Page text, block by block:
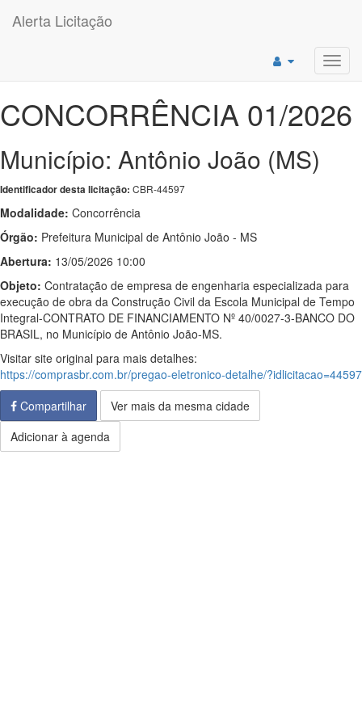
Alerta Licitação
CONCORRÊNCIA 01/2026
Município: Antônio João (MS)
Identificador desta licitação: CBR-44597
Modalidade: Concorrência
Órgão: Prefeitura Municipal de Antônio João - MS
Abertura: 13/05/2026 10:00
Objeto: Contratação de empresa de engenharia especializada para
execução de obra da Construção Civil da Escola Municipal de Tempo
Integral-CONTRATO DE FINANCIAMENTO Nº 40/0027-3-BANCO DO
BRASIL, no Município de Antônio João-MS.
Visitar site original para mais detalhes:
https://comprasbr.com.br/pregao-eletronico-detalhe/?idlicitacao=44597
Compartilhar
Ver mais da mesma cidade
Adicionar à agenda